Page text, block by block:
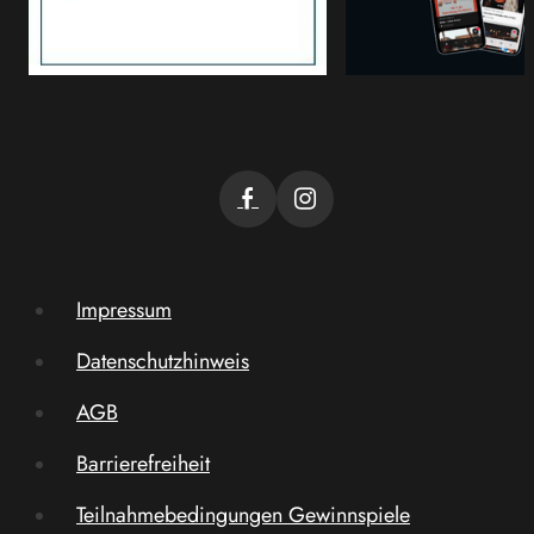
Impressum
Datenschutzhinweis
AGB
Barrierefreiheit
Teilnahmebedingungen Gewinnspiele